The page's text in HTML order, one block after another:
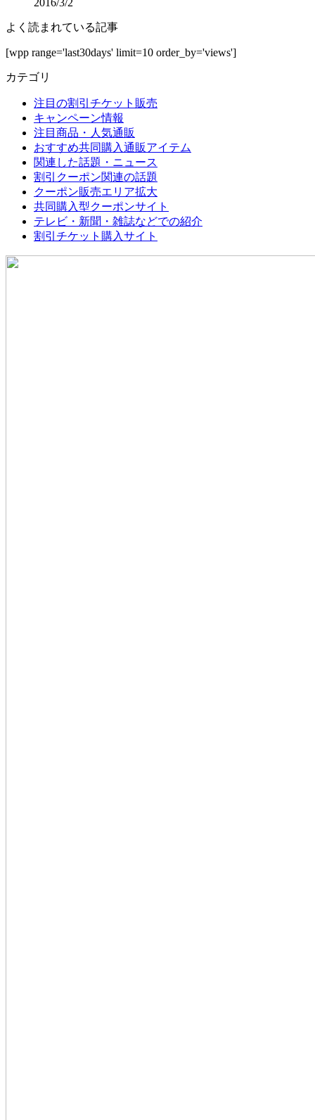
2016/3/2
よく読まれている記事
[wpp range='last30days' limit=10 order_by='views']
カテゴリ
注目の割引チケット販売
キャンペーン情報
注目商品・人気通販
おすすめ共同購入通販アイテム
関連した話題・ニュース
割引クーポン関連の話題
クーポン販売エリア拡大
共同購入型クーポンサイト
テレビ・新聞・雑誌などでの紹介
割引チケット購入サイト